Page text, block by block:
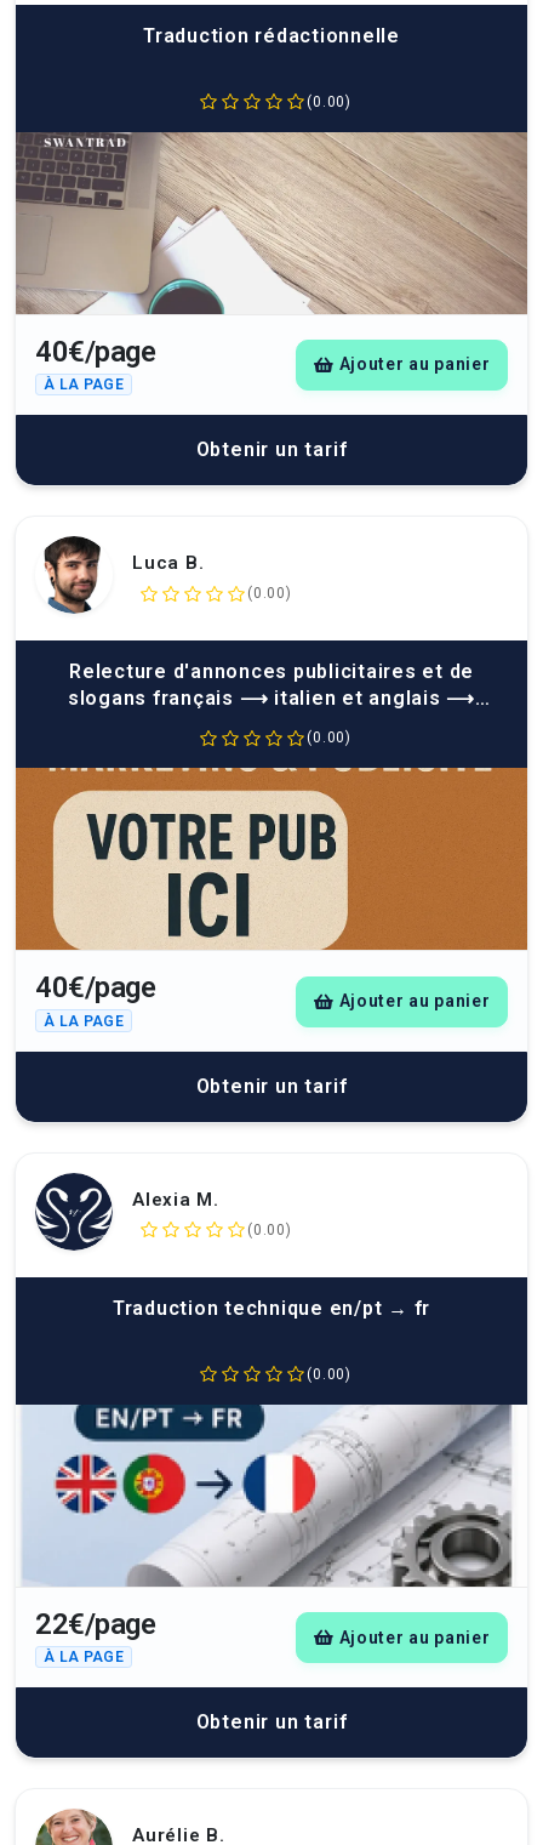
Traduction rédactionnelle
(0.00)
40€/page
À LA PAGE
Ajouter au panier
Obtenir un tarif
Luca B.
(0.00)
Relecture d'annonces publicitaires et de
slogans français ⟶ italien et anglais ⟶
italien
(0.00)
40€/page
À LA PAGE
Ajouter au panier
Obtenir un tarif
Alexia M.
(0.00)
Traduction technique en/pt → fr
(0.00)
22€/page
À LA PAGE
Ajouter au panier
Obtenir un tarif
Aurélie B.